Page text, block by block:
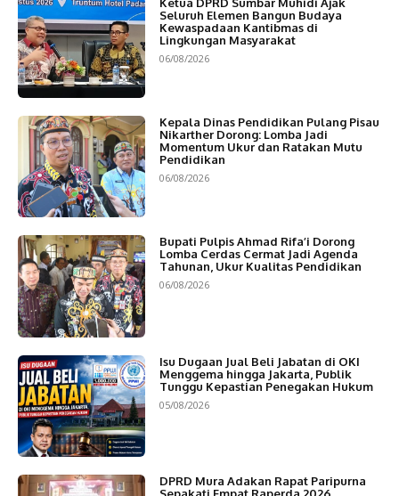
Seluruh Elemen Bangun Budaya
Kewaspadaan Kantibmas di
Lingkungan Masyarakat
06/08/2026
Kepala Dinas Pendidikan Pulang Pisau
Nikarther Dorong: Lomba Jadi
Momentum Ukur dan Ratakan Mutu
Pendidikan
06/08/2026
Bupati Pulpis Ahmad Rifa’i Dorong
Lomba Cerdas Cermat Jadi Agenda
Tahunan, Ukur Kualitas Pendidikan
06/08/2026
Isu Dugaan Jual Beli Jabatan di OKI
Menggema hingga Jakarta, Publik
Tunggu Kepastian Penegakan Hukum
05/08/2026
DPRD Mura Adakan Rapat Paripurna
Sepakati Empat Raperda 2026